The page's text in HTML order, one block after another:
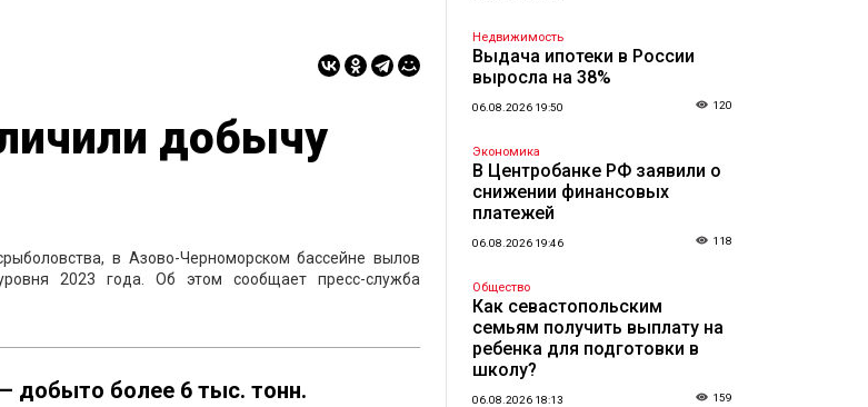
добычу
в Азово-Черноморском бассейне вылов
2023 года. Об этом сообщает пресс-служба
добыто более 6 тыс. тонн.
Недвижимость
Выдача ипотеки в России
выросла на 38%
06.08.2026 19:50 120
Экономика
В Центробанке РФ заявили о
снижении финансовых
платежей
06.08.2026 19:46 118
Общество
Как севастопольским
семьям получить выплату на
ребенка для подготовки в
школу?
06.08.2026 18:13 159